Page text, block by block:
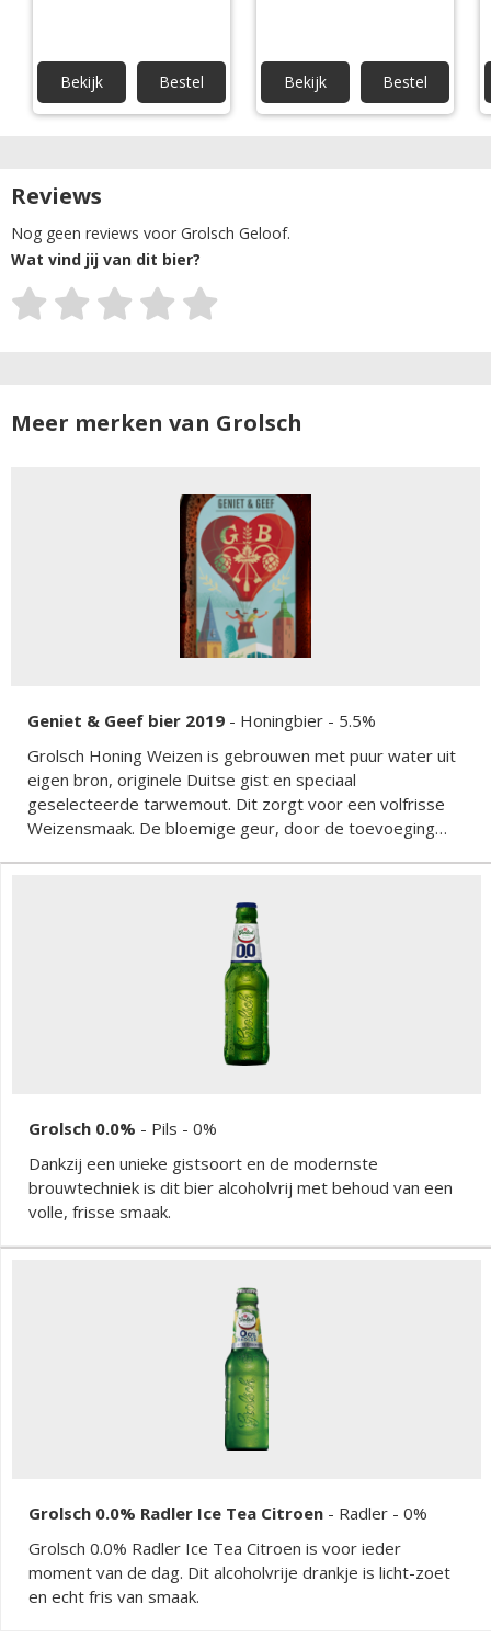
Bekijk Bestel Bekijk Bestel
Reviews
Nog geen reviews voor Grolsch Geloof.
Wat vind jij van dit bier?
Meer merken van Grolsch
Geniet & Geef bier 2019 - Honingbier - 5.5%
Grolsch Honing Weizen is gebrouwen met puur water uit
eigen bron, originele Duitse gist en speciaal
geselecteerde tarwemout. Dit zorgt voor een volfrisse
Weizensmaak. De bloemige geur, door de toevoeging
afdronk maakt dit verfrissende en unieke speciaalbier
met een alcoholpercentage van 5,5% helemaal af.
Grolsch 0.0% - Pils - 0%
Dankzij een unieke gistsoort en de modernste
brouwtechniek is dit bier alcoholvrij met behoud van een
volle, frisse smaak.
Grolsch 0.0% Radler Ice Tea Citroen - Radler - 0%
Grolsch 0.0% Radler Ice Tea Citroen is voor ieder
moment van de dag. Dit alcoholvrije drankje is licht-zoet
en echt fris van smaak.